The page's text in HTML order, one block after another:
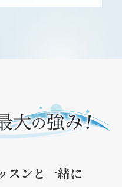
スンと一緒に